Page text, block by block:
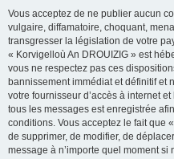
Vous acceptez de ne publier aucun
vulgaire, diffamatoire, choquant,
transgresser la législation de votre
« Korvigelloù An DROUIZIG » est
vous ne respectez pas ces
bannissement immédiat et définitif et
votre fournisseur d’accès à internet
tous les messages est enregistrée
conditions. Vous acceptez le fait que
de supprimer, de modifier, de
message à n’importe quel moment